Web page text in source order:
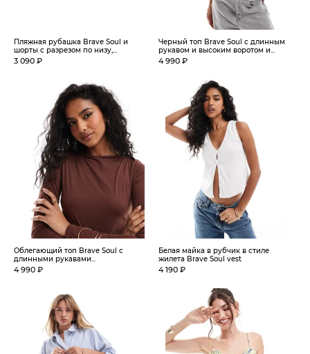
Пляжная рубашка Brave Soul и
шорты с разрезом по низу,...
3 090 ₽
Черный топ Brave Soul с длинным
рукавом и высоким воротом и...
4 990 ₽
Облегающий топ Brave Soul с
длинными рукавами...
4 990 ₽
Белая майка в рубчик в стиле
жилета Brave Soul vest
4 190 ₽